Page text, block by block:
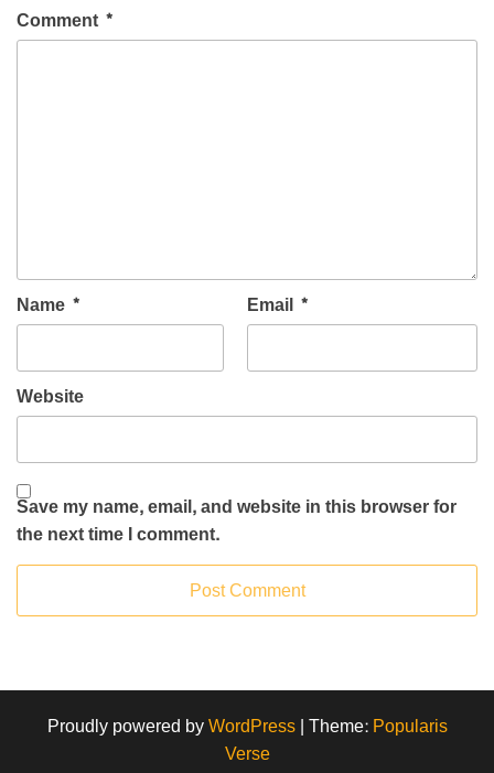
Comment *
Name * Email *
Website
Save my name, email, and website in this browser for
the next time I comment.
Proudly powered byWordPress|Theme:Popularis
Verse